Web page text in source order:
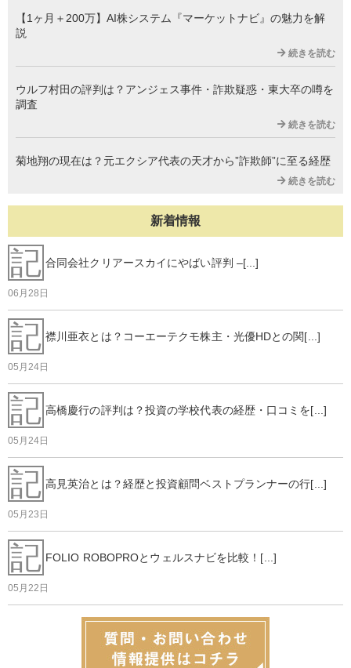
【1ヶ月＋200万】AI株システム『マーケットナビ』の魅力を解
説
続きを読む
ウルフ村田の評判は？アンジェス事件・詐欺疑惑・東大卒の噂を
調査
続きを読む
菊地翔の現在は？元エクシア代表の天才から”詐欺師”に至る経歴
続きを読む
新着情報
記 合同会社クリアースカイにやばい評判 –[...]
06月28日
記 襟川亜衣とは？コーエーテクモ株主・光優HDとの関[...]
05月24日
記 高橋慶行の評判は？投資の学校代表の経歴・口コミを[...]
05月24日
記 高見英治とは？経歴と投資顧問ベストプランナーの行[...]
05月23日
記 FOLIO ROBOPROとウェルスナビを比較！[...]
05月22日